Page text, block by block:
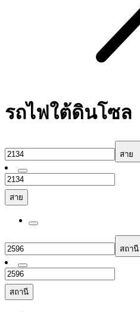
รถไฟใต้ดินโซล
สาย
สาย
สถานี
สถานี